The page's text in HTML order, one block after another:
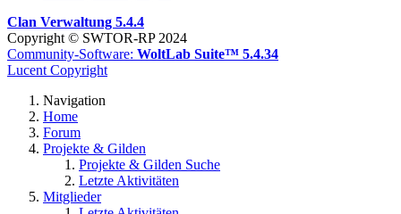
Clan Verwaltung 5.4.4
Copyright © SWTOR-RP 2024
Community-Software: WoltLab Suite™ 5.4.34
Lucent Copyright
Navigation
Home
Forum
Projekte & Gilden
Projekte & Gilden Suche
Letzte Aktivitäten
Mitglieder